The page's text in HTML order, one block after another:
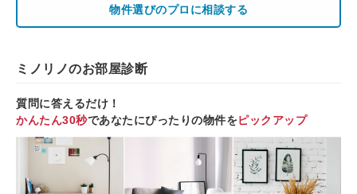
物件選びのプロに相談する
ミノリノのお部屋診断
質問に答えるだけ！
かんたん30秒であなたにぴったりの物件をピックアップ